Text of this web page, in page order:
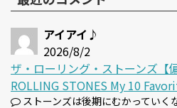
アイアイ♪
2026/8/2
ザ・ローリング・ストーンズ【
ROLLING STONES My 10
ストーンズは後期にむかっていく